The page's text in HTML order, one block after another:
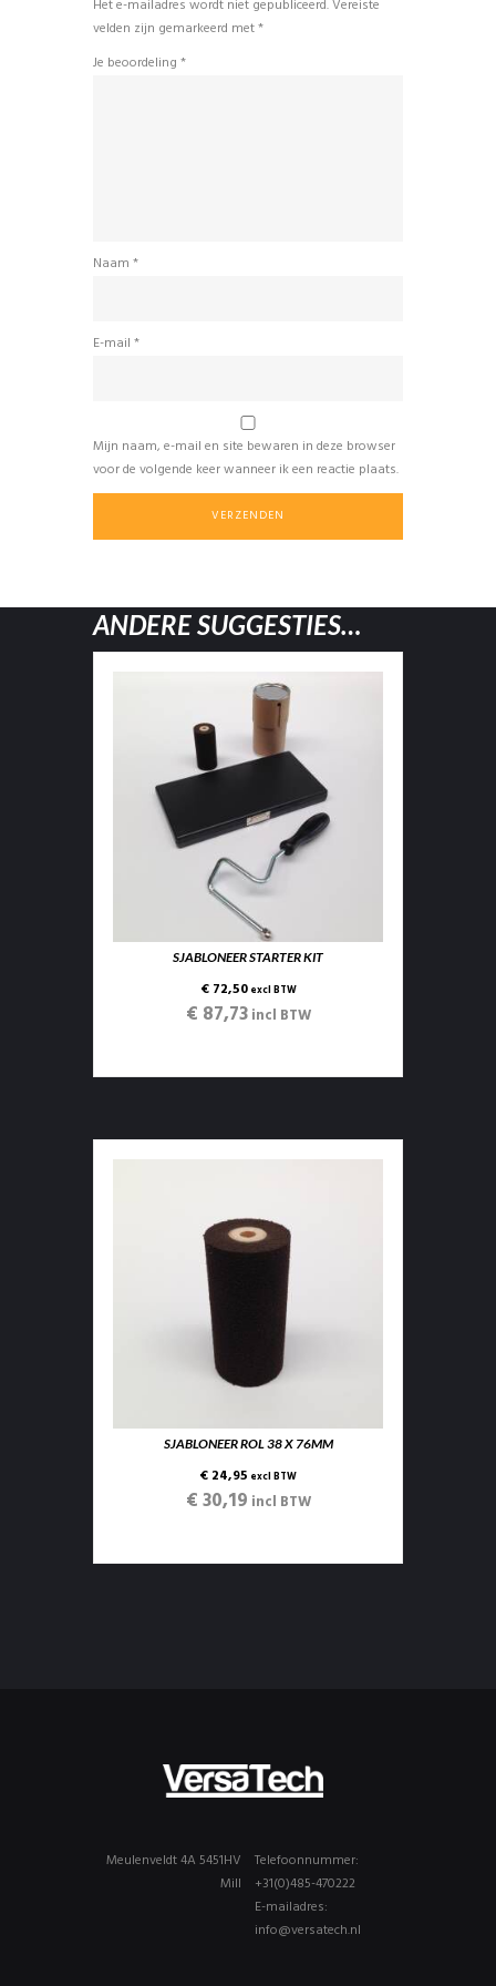
Het e-mailadres wordt niet gepubliceerd.Vereiste
velden zijn gemarkeerd met*
Je beoordeling *
Naam *
E-mail *
Mijn naam, e-mail en site bewaren in deze browser
voor de volgende keer wanneer ik een reactie plaats.
ANDERE SUGGESTIES…
SJABLONEER STARTER KIT
€ 72,50excl BTW
€ 87,73incl BTW
SJABLONEER ROL 38 X 76MM
€ 24,95 excl BTW
€ 30,19 incl BTW
Telefoonnummer:
+31(0)485-470222
E-mailadres:
info@versatech.nl
Meulenveldt 4A 5451HV
Mill